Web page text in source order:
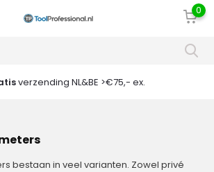
0
uur = zelfde dag verzonden
bestaan in veel varianten. Zowel privé